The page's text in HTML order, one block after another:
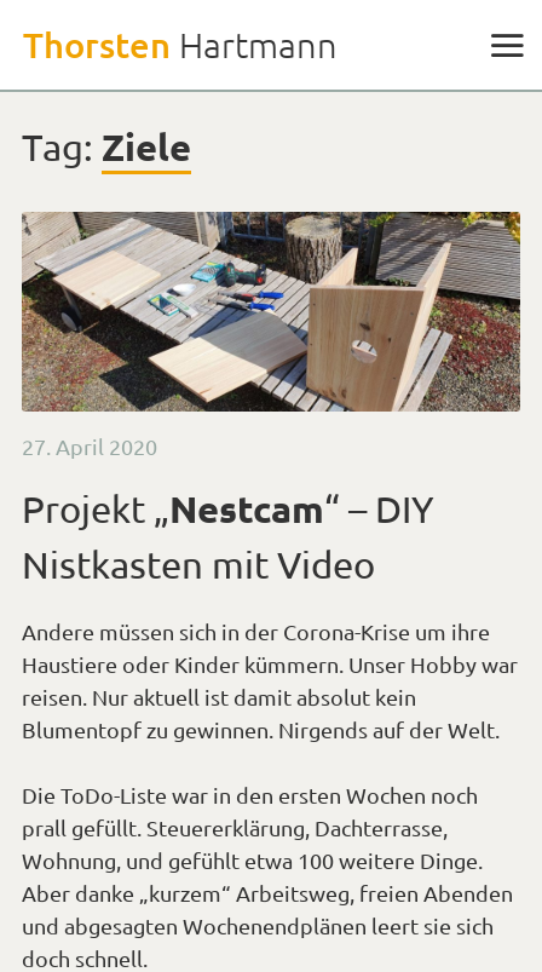
den
Thorsten Hartmann
Tag: Ziele
Veröffentlicht
27. April 2020
Projekt „Nestcam“ – DIY
Nistkasten mit Video
Andere müssen sich in der Corona-Krise um ihre
Haustiere oder Kinder kümmern. Unser Hobby war
reisen. Nur aktuell ist damit absolut kein
Blumentopf zu gewinnen. Nirgends auf der Welt.
Die ToDo-Liste war in den ersten Wochen noch
prall gefüllt. Steuererklärung, Dachterrasse,
Wohnung, und gefühlt etwa 100 weitere Dinge.
Aber danke „kurzem“ Arbeitsweg, freien Abenden
und abgesagten Wochenendplänen leert sie sich
doch schnell.